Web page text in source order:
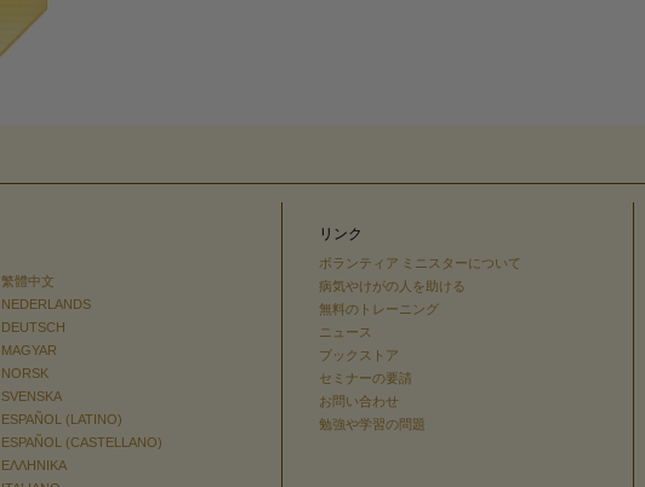
繁體中文
NEDERLANDS
DEUTSCH
MAGYAR
NORSK
SVENSKA
ESPAÑOL (LATINO)
ESPAÑOL (CASTELLANO)
ΕΛΛΗΝΙΚA
リンク
ボランティア ミニスターについて
病気やけがの人を助ける
無料のトレーニング
ニュース
ブックストア
セミナーの要請
お問い合わせ
勉強や学習の問題